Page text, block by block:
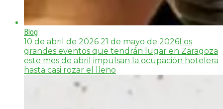
Blog
10 de abril de 2026 21 de mayo de 2026Los
grandes eventos que tendrán lugar en Zaragoza
este mes de abril impulsan la ocupación hotelera
hasta casi rozar el lleno